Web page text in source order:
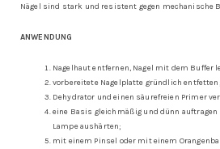
Nägel sind stark und resistent gegen mechanische
ANWENDUNG
Nagelhaut entfernen, Nagel mit dem Buffer
vorbereitete Nagelplatte gründlich entfetten;
Dehydrator und einen säurefreien Primer
eine Basis gleichmäßig und dünn auftragen
Lampe aushärten;
mit einem Pinsel oder mit einem